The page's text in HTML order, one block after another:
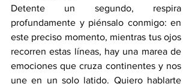
Detente un segundo, respira
profundamente y piénsalo conmigo: en
este preciso momento, mientras tus ojos
recorren estas líneas, hay una marea de
emociones que cruza continentes y nos
une en un solo latido. Quiero hablarte